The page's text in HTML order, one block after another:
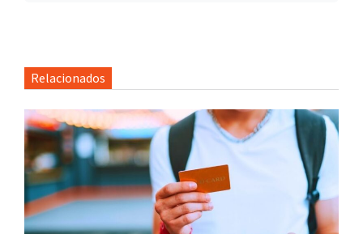
Relacionados